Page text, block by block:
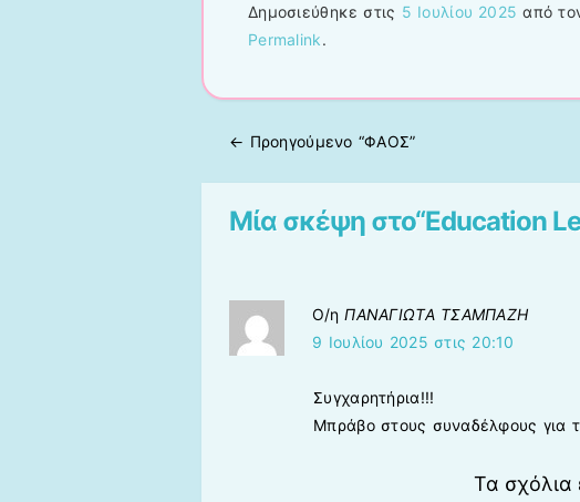
Δημοσιεύθηκε στις 5 Ιουλίου 2025 από
Permalink.
Πλοήγηση άρθρων
← Προηγούμενo “ΦΑΟΣ”
Μία σκέψη στο“Education
Ο/ηΠΑΝΑΓΙΩΤΑ ΤΣΑΜΠΑΖΗ
9 Ιουλίου 2025 στις 20:10
Συγχαρητήρια!!!
Μπράβο στους συναδέλφους για
Τα σχόλια